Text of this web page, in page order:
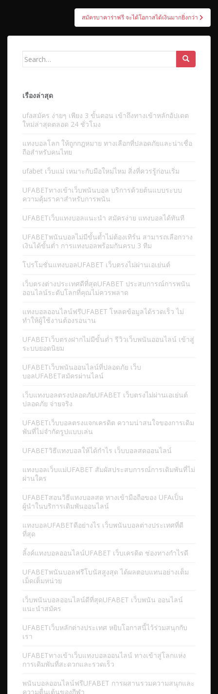
สมัครบาคาร่าฟรี จะได้โอกาสได้เงินมากยิ่งกว่า
Search
เรื่องล่าสุด
ufaสมัคร ง่ายๆ เพียง 3 ขั้นตอน เข้าถึงทางเข้าหลักอัปเดต
ใหม่ล่าสุดตลอด 24 ชั่วโมง
แทงบอลโลก ให้ถูกกฎหมาย ทางเลือกที่ปลอดภัยและน่าเชื่อ
ถือสำหรับคนไทย
ufabet เว็บแม่ เหมาะกับมือใหม่ไหม สิ่งที่ควรรู้ก่อนเริ่ม
UFABETทางเข้าเว็บพนันบอล บริการด้วยต้นแบบระบบ
ความคุ้มราคาสำหรับการพนัน
UFABETเว็บแทงบอลแนะนำ สมัครง่าย แทงบอลได้ทันที
UFABETพนันบอลไม่มีขั้นต้ำไม่ต้องเทิร์น สามารถเลือกวาง
เงินได้ขั้นต่ำ การแทงบอลพร้อมกันครบ 3 ทีม
โปรโมชั่นแทงบอลUFABET เว็บตรงไม่ผ่านเอเย่นต์
เว็บตรงต่างประเทศดีที่สุดUFABET ประสบการณ์การพนัน
ออนไลน์ระดับโลกที่คุณไม่ควรพลาด
แทงบอลออนไลน์ฟรีUFABET โหลดข้อมูลได้รวดเร็ว ไม่
ทำให้ผู้ใช้งานต้องรอนาน
UFABETเว็บตรงฝากไม่มีขั้นต่ำ รีวิวเว็บพนันออนไลน์ เข้าสู่
ระบบยอดนิยม
UFABETเว็บพนันออนไลน์ที่ปลอดภัย เว็บ
บอลUFABETสมัครผ่านไลน์
เว็บแทงบอลตรงปลอดภัยUFABET เว็บตรงไม่ผ่านเอเย่นต์
ปลอดภัย จ่ายจริง
UFABETเว็บบอลตรงแจกเครดิต ความน่าสนใจของการเดิม
พันที่ไม่จำกัดรูปแบบเล่น
UFABETวิธีแทงบอลให้ได้กำไร เว็บบอลสดออนไลน์
แทงบอลเว็บแม่UFABET สัมผัสประสบการณ์การเดิมพันที่ไม่
ผ่านใคร
UFABETสอนวิธีแทงบอลสด ทางเข้ามือถือของ UFAเป็น
ผู้นำในบริการเดิมพันออนไลน์
แทงบอลUFABETดีอย่างไร เว็บพนันบอลต่างประเทศที่ดี
ที่สุด
ลิ้งค์แทงบอลออนไลน์UFABET เว็บเครดิต ช่องทางกำไรดี
UFABETพนันบอลฟรีโบนัสสูงสุด ได้ผลตอบแทนอย่างเต็ม
เม็ดเต็มหน่วย
เว็บพนันบอลออนไลน์ดีที่สุดUFABET เว็บพนัน ออนไลน์
แนะนำสมัคร
UFABETเว็บหลักต่างประเทศ หยิบโอกาสนี้ไว้ร่วมสนุกกับ
เรา
UFABETทางเข้าเว็บแทงบอลออนไลน์ ทางเข้าสู่โลกแห่ง
การเดิมพันที่สะดวกและรวดเร็ว
พนันบอลออนไลน์ฟรีUFABET การผสานรวมความสนุกและ
ความตื่นเต้นของกีฬา